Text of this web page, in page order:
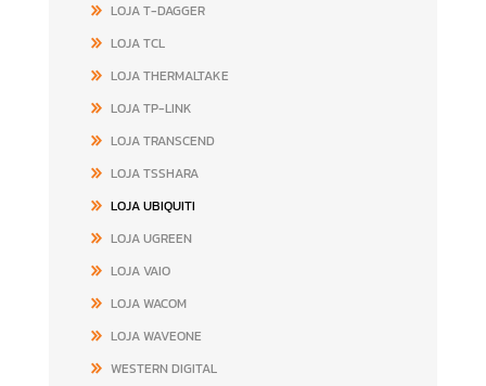
LOJA T-DAGGER
LOJA TCL
LOJA THERMALTAKE
LOJA TP-LINK
LOJA TRANSCEND
LOJA TSSHARA
LOJA UBIQUITI
LOJA UGREEN
LOJA VAIO
LOJA WACOM
LOJA WAVEONE
WESTERN DIGITAL